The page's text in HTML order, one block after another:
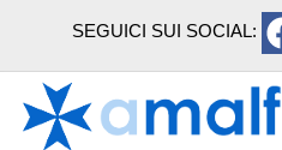
SEGUICI SUI SOCIAL: